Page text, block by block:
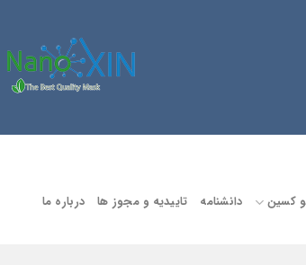
کسین دانشنامه تاییدیه و مجوز ها درباره ما